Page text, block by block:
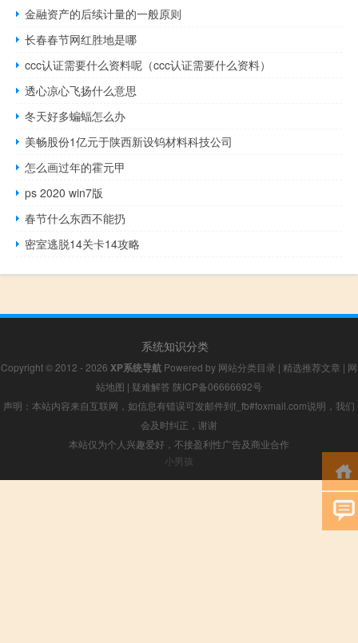
金融资产的后续计量的一般原则
长春春节网红胜地是哪
ccc认证需要什么资料呢（ccc认证需要什么资料）
透心凉心飞扬什么意思
冬天好多蝙蝠怎么办
美畅股份1亿元于陕西新设钨材料科技公司
怎么画过年的霍元甲
ps 2020 win7版
春节什么东西不能扔
密室逃脱14关卡14攻略
系统知识分类
Copyright © 2012 - 2026 XP系统导航 Powered by 网站分类目录 | 精选推荐文章 | 网
站地图 | 疑难解答 陕ICP备06666692号
声明：本站内容来自互联网，如信息有错误可发邮件到f_fb#foxmail.com说明，我们
会及时纠正，谢谢
本站仅为个人兴趣爱好，不接盈利性广告及商业合作
小男孩